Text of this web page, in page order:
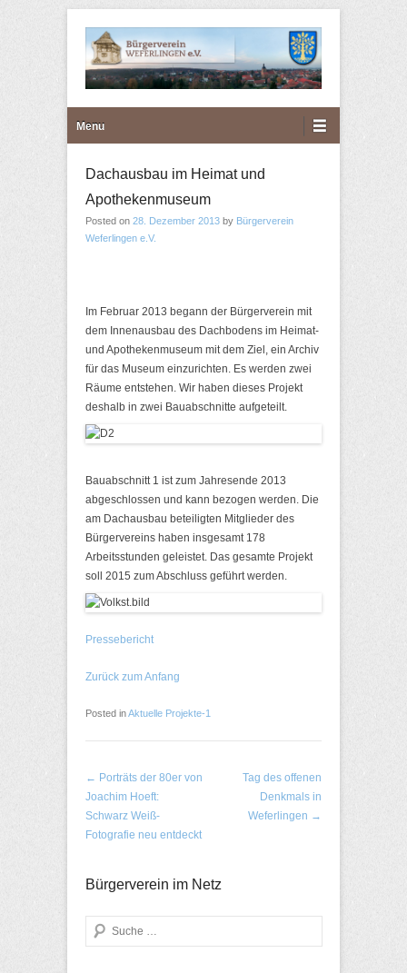
Bürgerverein Weferlingen
e.V.
Menu
Dachausbau im Heimat und
Apothekenmuseum
Posted on 28. Dezember 2013 by Bürgerverein
Weferlingen e.V.
Im Februar 2013 begann der Bürgerverein mit
dem Innenausbau des Dachbodens im Heimat-
und Apothekenmuseum mit dem Ziel, ein Archiv
für das Museum einzurichten. Es werden zwei
Räume entstehen. Wir haben dieses Projekt
deshalb in zwei Bauabschnitte aufgeteilt.
Bauabschnitt 1 ist zum Jahresende 2013
abgeschlossen und kann bezogen werden. Die
am Dachausbau beteiligten Mitglieder des
Bürgervereins haben insgesamt 178
Arbeitsstunden geleistet. Das gesamte Projekt
soll 2015 zum Abschluss geführt werden.
Pressebericht
Zurück zum Anfang
Posted inAktuelle Projekte-1
Post navigation
← Porträts der 80er von
Joachim Hoeft:
Schwarz Weiß-
Fotografie neu entdeckt
Tag des offenen
Denkmals in
Weferlingen →
Bürgerverein im Netz
Search